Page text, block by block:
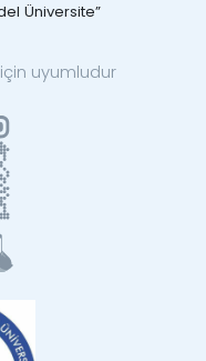
Üniversite”
uyumludur